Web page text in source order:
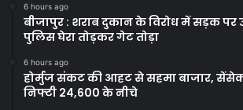
6 hours ago
बीजापुर : शराब दुकान के विरोध में सड़क पर
पुलिस घेरा तोड़कर गेट तोड़ा
6 hours ago
होर्मुज संकट की आहट से सहमा बाजार,
निफ्टी 24,600 के नीचे